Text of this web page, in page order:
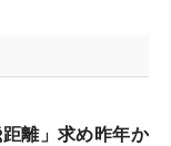
離」求め昨年か